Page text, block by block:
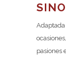
pasiones